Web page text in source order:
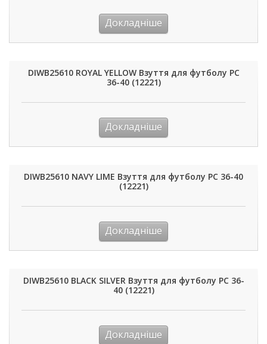
Докладніше
DIWB25610 ROYAL YELLOW Взуття для футболу РС
36-40 (12221)
Докладніше
DIWB25610 NAVY LIME Взуття для футболу РС 36-40
(12221)
Докладніше
DIWB25610 BLACK SILVER Взуття для футболу РС 36-
40 (12221)
Докладніше